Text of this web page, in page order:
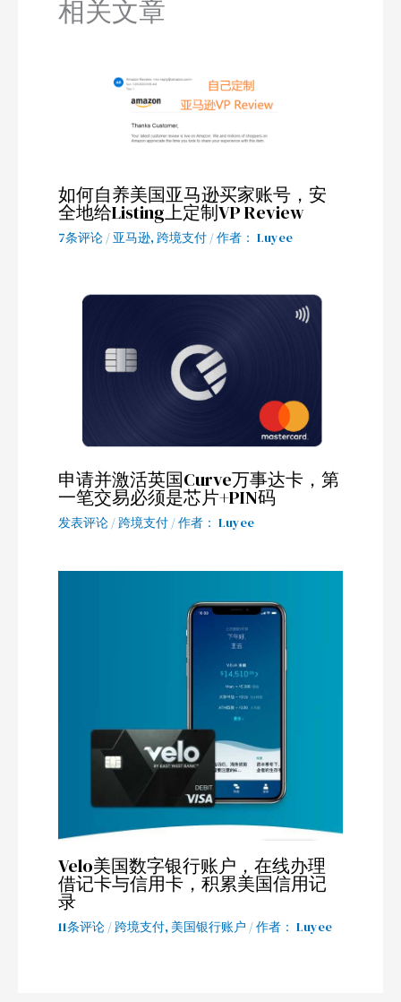
相关文章
如何自养美国亚马逊买家账号，安
全地给Listing上定制VP Review
7条评论 /亚马逊,跨境支付 / 作者： Luyee
申请并激活英国Curve万事达卡，第
一笔交易必须是芯片+PIN码
发表评论 /跨境支付 / 作者： Luyee
Velo美国数字银行账户，在线办理
借记卡与信用卡，积累美国信用记
录
11条评论 /跨境支付, 美国银行账户 / 作者： Luyee